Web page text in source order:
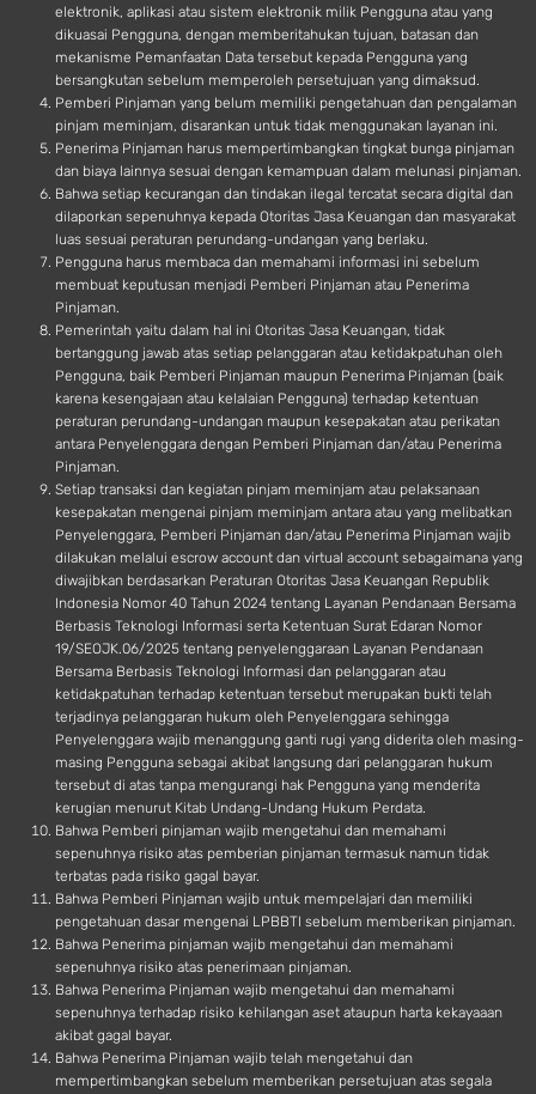
elektronik, aplikasi atau sistem elektronik milik Pengguna atau yang
dikuasai Pengguna, dengan memberitahukan tujuan, batasan dan
mekanisme Pemanfaatan Data tersebut kepada Pengguna yang
bersangkutan sebelum memperoleh persetujuan yang dimaksud.
Pemberi Pinjaman yang belum memiliki pengetahuan dan pengalaman
pinjam meminjam, disarankan untuk tidak menggunakan layanan ini.
Penerima Pinjaman harus mempertimbangkan tingkat bunga pinjaman
dan biaya lainnya sesuai dengan kemampuan dalam melunasi pinjaman.
Bahwa setiap kecurangan dan tindakan ilegal tercatat secara digital dan
dilaporkan sepenuhnya kepada Otoritas Jasa Keuangan dan masyarakat
luas sesuai peraturan perundang-undangan yang berlaku.
Pengguna harus membaca dan memahami informasi ini sebelum
membuat keputusan menjadi Pemberi Pinjaman atau Penerima
Pinjaman.
Pemerintah yaitu dalam hal ini Otoritas Jasa Keuangan, tidak
bertanggung jawab atas setiap pelanggaran atau ketidakpatuhan oleh
Pengguna, baik Pemberi Pinjaman maupun Penerima Pinjaman (baik
karena kesengajaan atau kelalaian Pengguna) terhadap ketentuan
peraturan perundang-undangan maupun kesepakatan atau perikatan
antara Penyelenggara dengan Pemberi Pinjaman dan/atau Penerima
Pinjaman.
Setiap transaksi dan kegiatan pinjam meminjam atau pelaksanaan
kesepakatan mengenai pinjam meminjam antara atau yang melibatkan
Penyelenggara, Pemberi Pinjaman dan/atau Penerima Pinjaman wajib
dilakukan melalui escrow account dan virtual account sebagaimana yang
diwajibkan berdasarkan Peraturan Otoritas Jasa Keuangan Republik
Indonesia Nomor 40 Tahun 2024 tentang Layanan Pendanaan Bersama
Berbasis Teknologi Informasi serta Ketentuan Surat Edaran Nomor
19/SEOJK.06/2025 tentang penyelenggaraan Layanan Pendanaan
Bersama Berbasis Teknologi Informasi dan pelanggaran atau
ketidakpatuhan terhadap ketentuan tersebut merupakan bukti telah
terjadinya pelanggaran hukum oleh Penyelenggara sehingga
Penyelenggara wajib menanggung ganti rugi yang diderita oleh masing-
masing Pengguna sebagai akibat langsung dari pelanggaran hukum
tersebut di atas tanpa mengurangi hak Pengguna yang menderita
kerugian menurut Kitab Undang-Undang Hukum Perdata.
Bahwa Pemberi pinjaman wajib mengetahui dan memahami
sepenuhnya risiko atas pemberian pinjaman termasuk namun tidak
terbatas pada risiko gagal bayar.
Bahwa Pemberi Pinjaman wajib untuk mempelajari dan memiliki
pengetahuan dasar mengenai LPBBTI sebelum memberikan pinjaman.
Bahwa Penerima pinjaman wajib mengetahui dan memahami
sepenuhnya risiko atas penerimaan pinjaman.
Bahwa Penerima Pinjaman wajib mengetahui dan memahami
sepenuhnya terhadap risiko kehilangan aset ataupun harta kekayaaan
akibat gagal bayar.
Bahwa Penerima Pinjaman wajib telah mengetahui dan
mempertimbangkan sebelum memberikan persetujuan atas segala